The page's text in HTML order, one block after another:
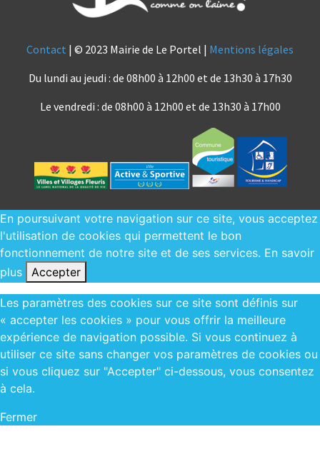
Contact | © 2023 Mairie de Le Portel | Mentions légales
Du lundi au jeudi : de 08h00 à 12h00 et de 13h30 à 17h30
Le vendredi : de 08h00 à 12h00 et de 13h30 à 17h00
En poursuivant votre navigation sur ce site, vous acceptez
l'utilisation de cookies qui permettent le bon
fonctionnement de notre site et de ses services. En savoir
plus
Accepter
Les paramètres des cookies sur ce site sont définis sur
« accepter les cookies » pour vous offrir la meilleure
expérience de navigation possible. Si vous continuez à
utiliser ce site sans changer vos paramètres de cookies ou
si vous cliquez sur "Accepter" ci-dessous, vous consentez
à cela.
Fermer